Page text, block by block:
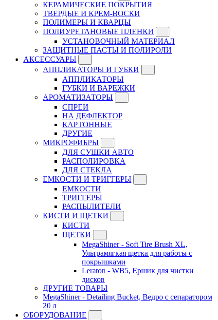
КЕРАМИЧЕСКИЕ ПОКРЫТИЯ
ТВЕРДЫЕ И КРЕМ-ВОСКИ
ПОЛИМЕРЫ И КВАРЦЫ
ПОЛИУРЕТАНОВЫЕ ПЛЕНКИ
УСТАНОВОЧНЫЙ МАТЕРИАЛ
ЗАЩИТНЫЕ ПАСТЫ И ПОЛИРОЛИ
АКСЕССУАРЫ
АППЛИКАТОРЫ И ГУБКИ
АППЛИКАТОРЫ
ГУБКИ И ВАРЕЖКИ
АРОМАТИЗАТОРЫ
СПРЕИ
НА ДЕФЛЕКТОР
КАРТОННЫЕ
ДРУГИЕ
МИКРОФИБРЫ
ДЛЯ СУШКИ АВТО
РАСПОЛИРОВКА
ДЛЯ СТЕКЛА
ЕМКОСТИ И ТРИГГЕРЫ
ЕМКОСТИ
ТРИГГЕРЫ
РАСПЫЛИТЕЛИ
КИСТИ И ЩЕТКИ
КИСТИ
ЩЕТКИ
MegaShiner - Soft Tire Brush XL,
Ультрамягкая щетка для работы с
покрышками
Leraton - WB5, Ершик для чистки
дисков
ДРУГИЕ ТОВАРЫ
MegaShiner - Detailing Bucket, Ведро с сепаратором
20 л
ОБОРУДОВАНИЕ